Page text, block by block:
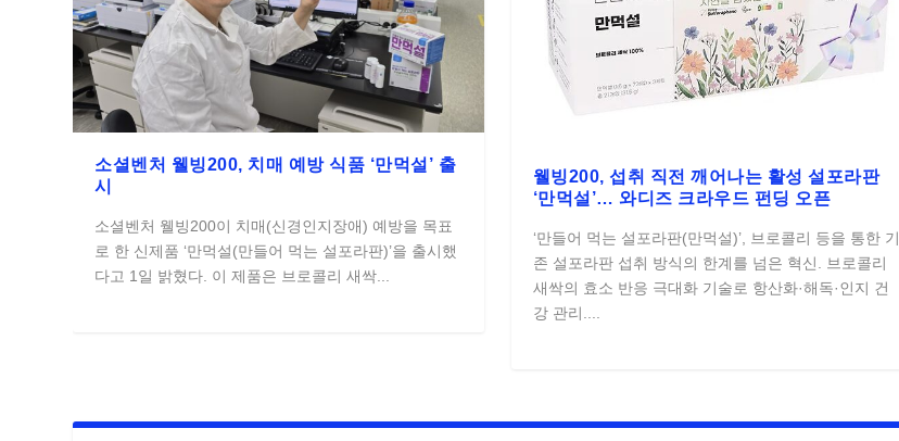
소셜벤처 웰빙200, 치매 예방 식품 ‘만먹설’ 출
시
소셜벤처 웰빙200이 치매(신경인지장애) 예방을 목표
로 한 신제품 ‘만먹설(만들어 먹는 설포라판)’을 출시했
다고 1일 밝혔다. 이 제품은 브로콜리 새싹...
웰빙200, 섭취 직전 깨어나는 활성 설포라판
‘만먹설’… 와디즈 크라우드 펀딩 오픈
‘만들어 먹는 설포라판(만먹설)’, 브로콜리 등을 통한 기
존 설포라판 섭취 방식의 한계를 넘은 혁신. 브로콜리
새싹의 효소 반응 극대화 기술로 항산화·해독·인지 건
강 관리....